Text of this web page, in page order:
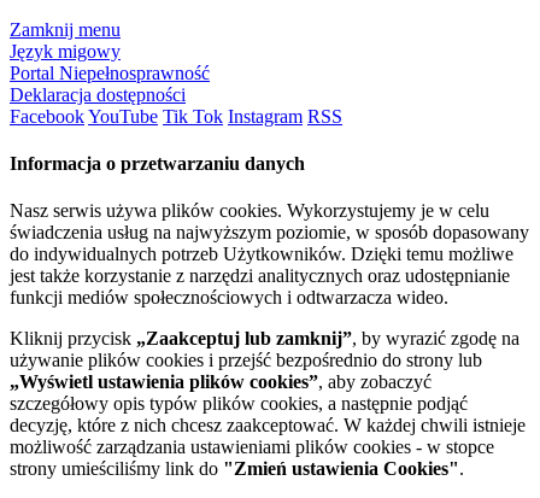
Zamknij menu
Język migowy
Portal Niepełnosprawność
Deklaracja dostępności
FacebookYouTube Tik Tok Instagram RSS
Informacja o przetwarzaniu danych
Nasz serwis używa plików cookies. Wykorzystujemy je w celu
świadczenia usług na najwyższym poziomie, w sposób dopasowany
do indywidualnych potrzeb Użytkowników. Dzięki temu możliwe
jest także korzystanie z narzędzi analitycznych oraz udostępnianie
funkcji mediów społecznościowych i odtwarzacza wideo.
Kliknij przycisk „Zaakceptuj lub zamknij”, by wyrazić zgodę na
używanie plików cookies i przejść bezpośrednio do strony lub
„Wyświetl ustawienia plików cookies”, aby zobaczyć
szczegółowy opis typów plików cookies, a następnie podjąć
decyzję, które z nich chcesz zaakceptować. W każdej chwili istnieje
możliwość zarządzania ustawieniami plików cookies - w stopce
strony umieściliśmy link do "Zmień ustawienia Cookies".